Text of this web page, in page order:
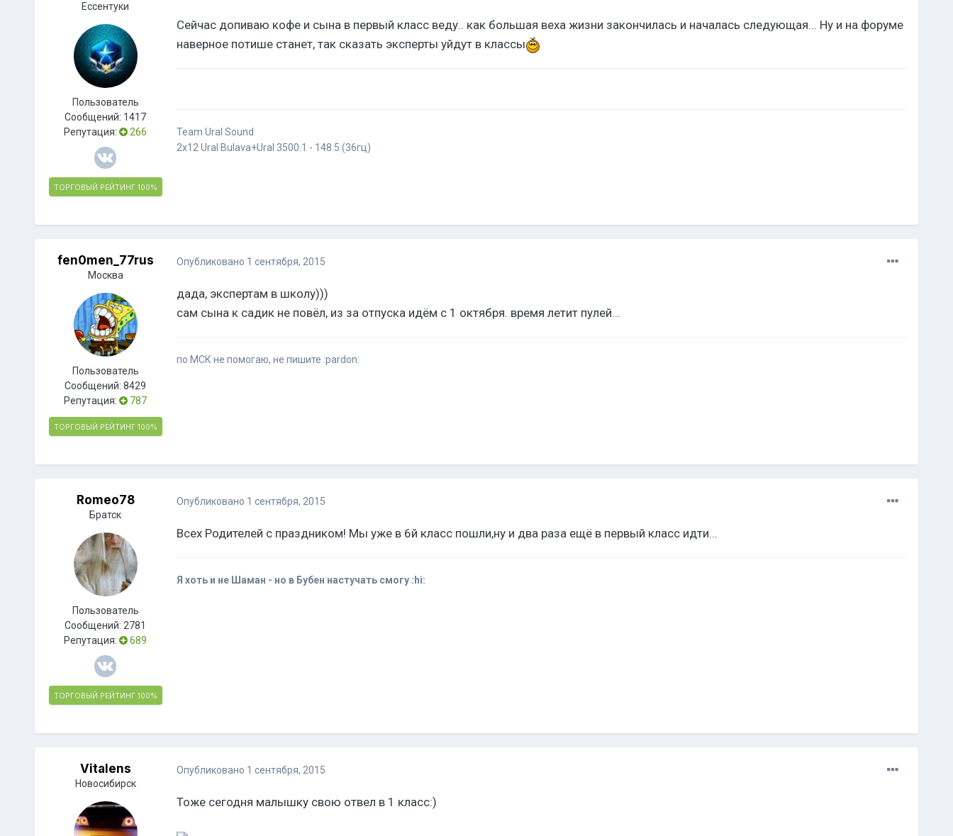
Ессентуки
Пользователь
Сообщений: 1417
Репутация:
266
ТОРГОВЫЙ РЕЙТИНГ 100%
Сейчас допиваю кофе и сына в первый класс веду.. как большая веха жизни закончилась и началась следующая... Ну и на форуме
наверное потише станет, так сказать эксперты уйдут в классы
Team Ural Sound
2х12 Ural Bulava+Ural 3500.1 - 148.5 (36гц)
fen0men_77rus
Москва
Пользователь
Сообщений:8429
Репутация:
787
ТОРГОВЫЙ РЕЙТИНГ 100%
Опубликовано 1 сентября, 2015
дада, экспертам в школу)))
сам сына к садик не повëл, из за отпуска идëм с 1 октября. время летит пулей...
по МСК не помогаю, не пишите :pardon:
Romeo78
Братск
Пользователь
Сообщений:2781
Репутация:
689
ТОРГОВЫЙ РЕЙТИНГ 100%
Опубликовано 1 сентября, 2015
Всех Родителей с праздником! Мы уже в 6й класс пошли,ну и два раза ещё в первый класс идти...
Я хоть и не Шаман - но в Бубен настучать смогу :hi:
Vitalens
Новосибирск
Опубликовано 1 сентября, 2015
Тоже сегодня малышку свою отвел в 1 класс:)